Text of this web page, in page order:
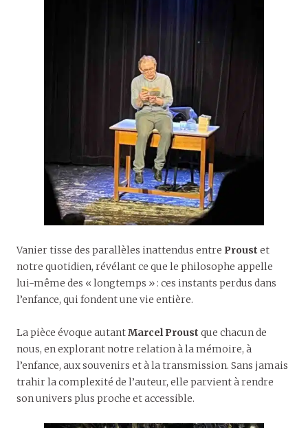
Vanier tisse des parallèles inattendus entre Proust et
notre quotidien, révélant ce que le philosophe appelle
lui-même des « longtemps » : ces instants perdus dans
l’enfance, qui fondent une vie entière.
La pièce évoque autantMarcel Proust que chacun de
nous, en explorant notre relation à la mémoire, à
l’enfance, aux souvenirs et à la transmission. Sans jamais
trahir la complexité de l’auteur, elle parvient à rendre
son univers plus proche et accessible.